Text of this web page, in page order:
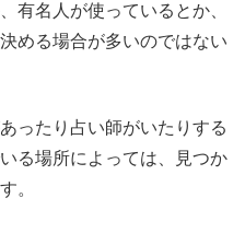
有名人が使っているとか、
める場合が多いのではない
ったり占い師がいたりする
る場所によっては、見つか
。